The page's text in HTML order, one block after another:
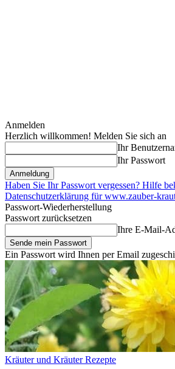
Anmelden
Herzlich willkommen! Melden Sie sich an
Ihr
Ihr Passwort
Haben Sie Ihr Passwort vergessen? Hilfe
Datenschutzerklärung für www.zauber-
Passwort-Wiederherstellung
Passwort zurücksetzen
Ihre E-Mail-
Ein Passwort wird Ihnen per Email
Kräuter und Kräuter Rezepte